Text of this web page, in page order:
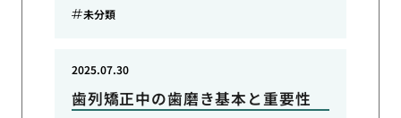
未分類
歯列矯正中の歯磨き基本と重要性
2025.07.30